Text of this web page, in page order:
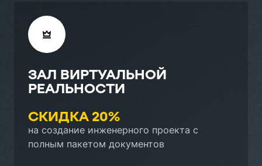
ЗАЛ ВИРТУАЛЬНОЙ
РЕАЛЬНОСТИ
СКИДКА 20%
на создание инженерного проекта с
полным пакетом документов